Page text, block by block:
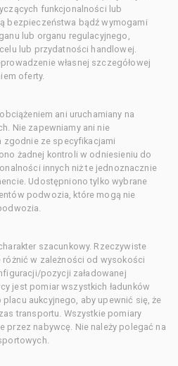
funkcjonalności lub
bezpieczeństwa bądź wymogami
lub organu regulacyjnego,
lub przydatności handlowej.
własnej szczegółowej
oferty.
ani uruchamiany na
Nie zapewniamy ani nie
zgodnie ze specyfikacjami
żadnej kontroli w odniesieniu do
innych niż te jednoznacznie
Udostępniono tylko wybrane
podwozia, które mogą nie
szacunkowy. Rzeczywiste
różnić w zależności od wysokości
pozycji załadowanej
jest pomiar wszystkich ładunków
aukcyjnego, aby upewnić się, że
transportu. Wszystkie pomiary
przez nabywcę. Nie należy polegać na